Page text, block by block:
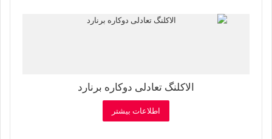
الاکلنگ تعادلی دوکاره برنارد
اطلاعات بیشتر